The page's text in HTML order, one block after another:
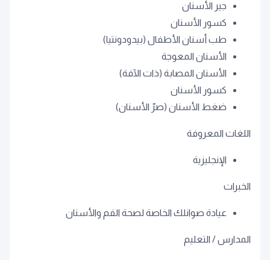
جير الأسنان
كسور الأسنان
طب أسنان الأطفال (بيدودونتيا)
الأسنان المعوجة
الأسنان المصابة (ذات الآفة)
كسور الأسنان
ضغط الأسنان (صرّ الأسنان)
اللغات المعروفة
الإنجليزية
الخبرات
عيادة صوانلك الخاصة لصحة الفم والأسنان
المدارس / التعليم